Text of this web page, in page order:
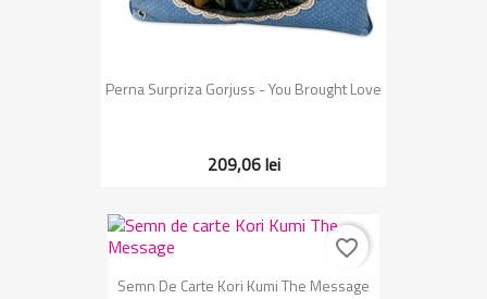
Perna Surpriza Gorjuss - You Brought Love
209,06 lei
Semn De Carte Kori Kumi The Message
favorite_border